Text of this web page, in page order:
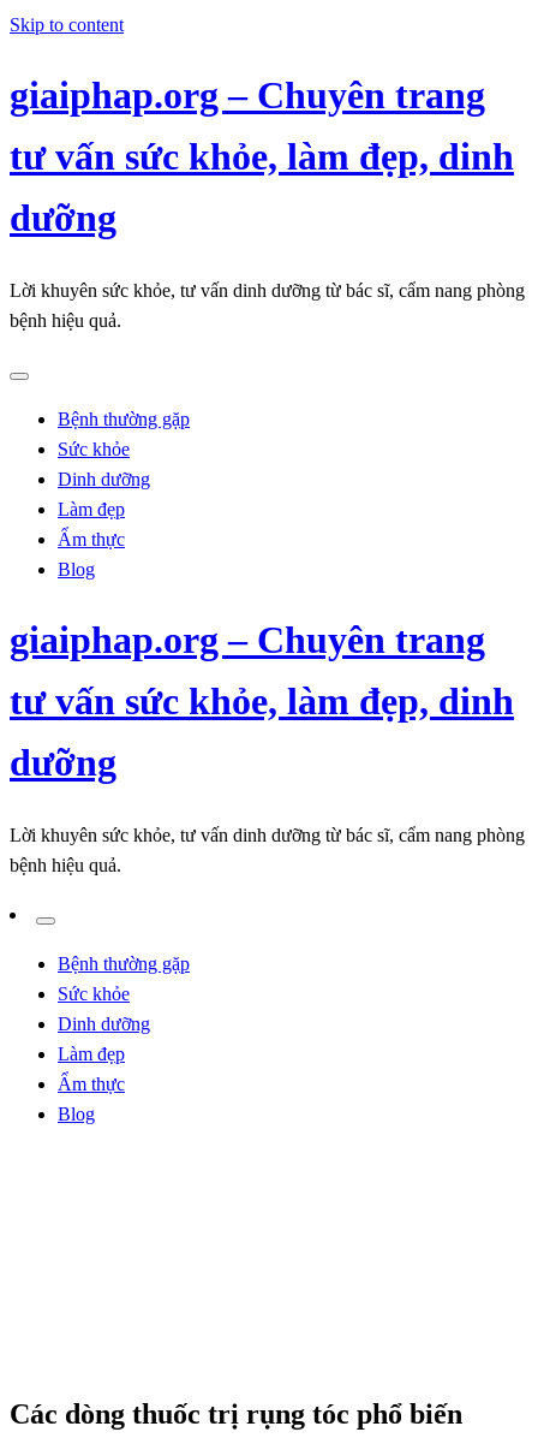
Skip to content
giaiphap.org – Chuyên trang
tư vấn sức khỏe, làm đẹp, dinh
dưỡng
Lời khuyên sức khỏe, tư vấn dinh dưỡng từ bác sĩ, cẩm nang phòng
bệnh hiệu quả.
Bệnh thường gặp
Sức khỏe
Dinh dưỡng
Làm đẹp
Ẩm thực
Blog
giaiphap.org – Chuyên trang
tư vấn sức khỏe, làm đẹp, dinh
dưỡng
Lời khuyên sức khỏe, tư vấn dinh dưỡng từ bác sĩ, cẩm nang phòng
bệnh hiệu quả.
Bệnh thường gặp
Sức khỏe
Dinh dưỡng
Làm đẹp
Ẩm thực
Blog
Các dòng thuốc trị rụng tóc phổ biến